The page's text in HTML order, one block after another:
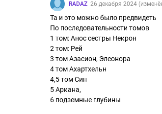
RADAZ 26 декабря 2024
Та и это можно было предвидеть
По последовательности томов
1 том: Анос сестры Некрон
2 том: Рей
3 том Азасион, Элеонора
4 том Ахартхельн
4,5 том Син
5 Аркана,
6 подземные глубины